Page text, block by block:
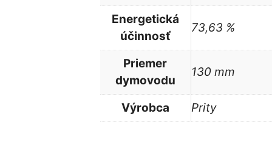
Energetická
účinnosť
73,63 %
Priemer
dymovodu
130 mm
Výrobca Prity